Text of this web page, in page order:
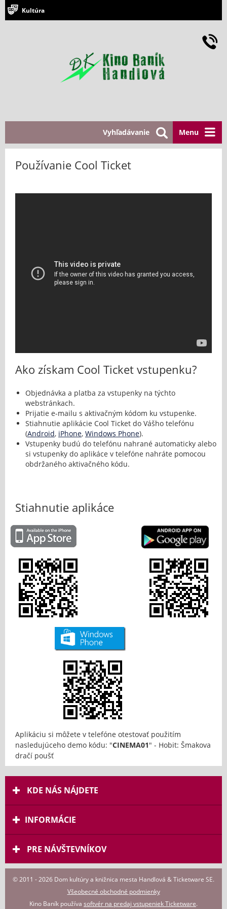
Kultúra
Menu
Vyhľadávanie
Používanie Cool Ticket
Ako získam Cool Ticket vstupenku?
Objednávka a platba za vstupenky na týchto
webstránkach.
Prijatie e-mailu s aktivačným kódom ku vstupenke.
Stiahnutie aplikácie Cool Ticket do Vášho telefónu
(Android, iPhone, Windows Phone).
Vstupenky budú do telefónu nahrané automaticky alebo
si vstupenky do aplikáce v telefóne nahráte pomocou
obdržaného aktivačného kódu.
Stiahnutie aplikáce
Aplikáciu si môžete v telefóne otestovať použitím
nasledujúceho demo kódu: "CINEMA01" - Hobit: Šmakova
dračí poušť
KDE NÁS NÁJDETE
INFORMÁCIE
PRE NÁVŠTEVNÍKOV
© 2011 - 2026 Dom kultúry a knižnica mesta Handlová & Ticketware SE.
Všeobecné obchodné podmienky
Kino Baník používa softvér na predaj vstupeniek Ticketware.